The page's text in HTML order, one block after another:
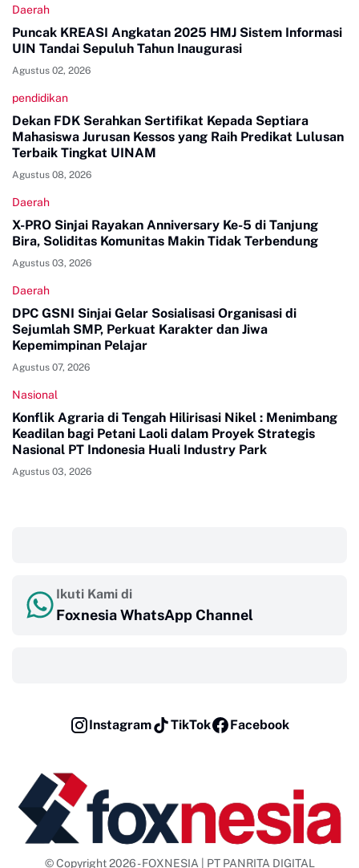
Daerah
Puncak KREASI Angkatan 2025 HMJ Sistem Informasi
UIN Tandai Sepuluh Tahun Inaugurasi
Agustus 02, 2026
pendidikan
Dekan FDK Serahkan Sertifikat Kepada Septiara
Mahasiswa Jurusan Kessos yang Raih Predikat Lulusan
Terbaik Tingkat UINAM
Agustus 08, 2026
Daerah
X-PRO Sinjai Rayakan Anniversary Ke-5 di Tanjung
Bira, Soliditas Komunitas Makin Tidak Terbendung
Agustus 03, 2026
Daerah
DPC GSNI Sinjai Gelar Sosialisasi Organisasi di
Sejumlah SMP, Perkuat Karakter dan Jiwa
Kepemimpinan Pelajar
Agustus 07, 2026
Nasional
Konflik Agraria di Tengah Hilirisasi Nikel : Menimbang
Keadilan bagi Petani Laoli dalam Proyek Strategis
Nasional PT Indonesia Huali Industry Park
Agustus 03, 2026
Ikuti Kami di
Foxnesia WhatsApp Channel
Instagram TikTok Facebook
© Copyright 2026 - FOXNESIA | PT PANRITA DIGITAL